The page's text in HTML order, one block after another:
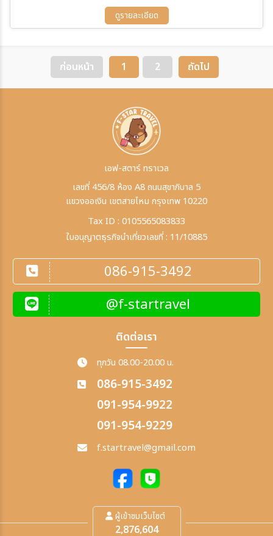
18 ต.ค. 69 - 20 ต.ค. 69
04 พ.ย. 69 - 06 พ.ย. 69
ดูรายละเอียด
ก่อนหน้า 1 2 ถัดไป
เอฟ-สตาร์ ทราเวล
เลขที่ 456/8 ห้อง A8 ถนนสุขาภิบาล 5
แขวงออเงิน เขตสายไหม กรุงเทพ 10220
Tax ID : 0105565083833
ใบอนุญาตธุรกิจนำเที่ยวเลขที่ : 11/10885
086-915-3492
@f-startravel
ติดต่อเรา
ทุกวัน 08.00-20.00 น.
086-915-3492
091-954-9922
091-954-9229
f.startravel@gmail.com
ผู้เข้าชมเว็บไซต์
2,876,604